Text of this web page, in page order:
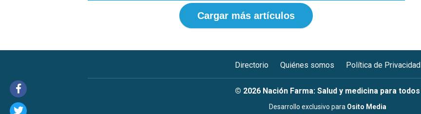
Cargar más artículos
Directorio Quiénes somos Política de Privacidad
© 2026 Nación Farma: Salud y medicina para todos
Desarrollo exclusivo para Osito Media